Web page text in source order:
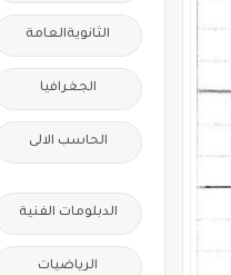
الثانويةالعامة
الجغرافيا
الحاسب الالى
الدبلومات الفنية
الرياضيات